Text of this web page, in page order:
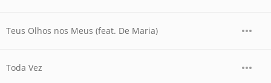
Teus Olhos nos Meus (feat. De Maria)
Toda Vez